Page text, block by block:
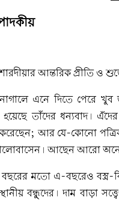
আন্তরিক প্রীতি ও
এনে দিতে পেরে খুব
তাঁদের ধন্যবাদ।
আর যে-কোনো
আছেন আরো
মতো এ-বছরেও বস্ত্র-
বন্ধু্দের। দাম বাড়া